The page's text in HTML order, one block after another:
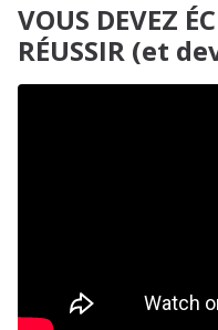
VOUS DEVEZ
RÉUSSIR (et